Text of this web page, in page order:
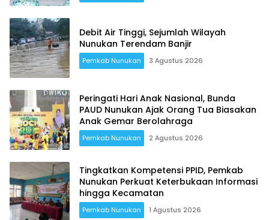
Debit Air Tinggi, Sejumlah Wilayah
Nunukan Terendam Banjir
Pemkab Nunukan 3 Agustus 2026
Peringati Hari Anak Nasional, Bunda
PAUD Nunukan Ajak Orang Tua Biasakan
Anak Gemar Berolahraga
Pemkab Nunukan 2 Agustus 2026
Tingkatkan Kompetensi PPID, Pemkab
Nunukan Perkuat Keterbukaan Informasi
hingga Kecamatan
Pemkab Nunukan 1 Agustus 2026